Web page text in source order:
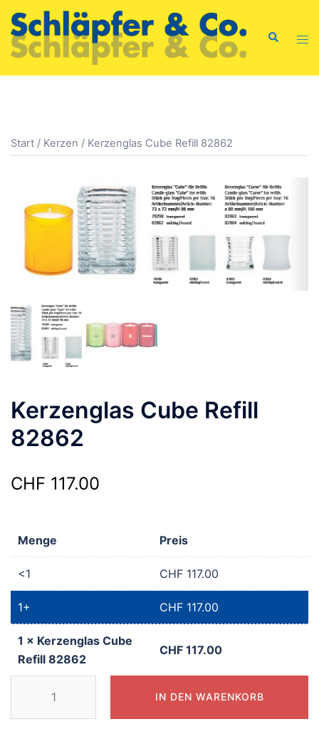
Zum
Inhalt
springen
Suche
Start / Kerzen / Kerzenglas Cube Refill 82862
Kerzenglas Cube Refill
82862
CHF 117.00
Menge Preis
<1 CHF 117.00
1+ CHF 117.00
1 × Kerzenglas Cube
Refill 82862
CHF 117.00
Refill
IN DEN WARENKORB